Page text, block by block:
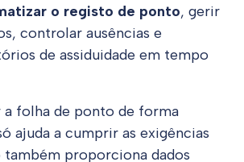
o registo de ponto, gerir
controlar ausências e
de assiduidade em tempo
a folha de ponto de forma
ajuda a cumprir as exigências
também proporciona dados